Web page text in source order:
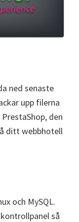
ned senaste
upp filerna
den
ditt webbhotell
och MySQL.
så